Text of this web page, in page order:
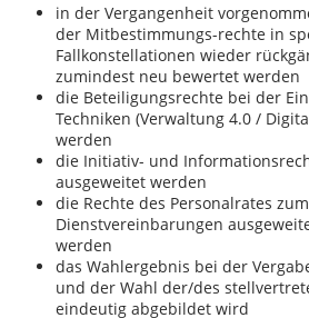
in der Vergangenheit
der Mitbestimmungs-rechte in
Fallkonstellationen wieder
zumindest neu bewertet werden
die Beteiligungsrechte bei der
Techniken (Verwaltung 4.0 /
werden
die Initiativ- und
ausgeweitet werden
die Rechte des Personalrates
Dienstvereinbarungen
werden
das Wahlergebnis bei der
und der Wahl der/des
eindeutig abgebildet wird